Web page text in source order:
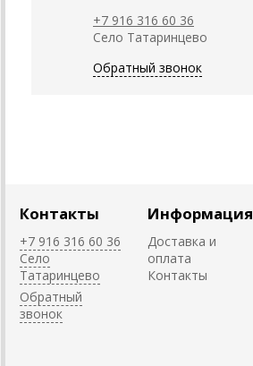
+7 916 316 60 36
Село Татаринцево
Обратный звонок
Контакты
+7 916 316 60 36
Село
Татаринцево
Обратный
звонок
Информация
Доставка и
оплата
Контакты